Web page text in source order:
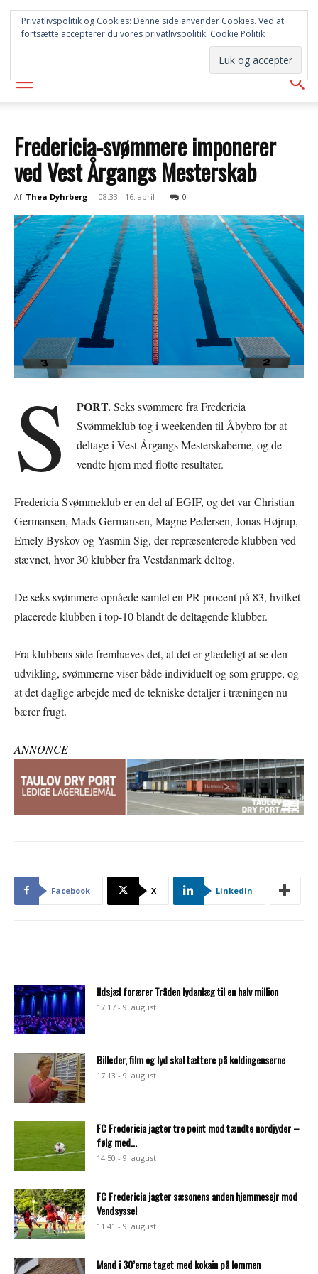
SYD
AVISEN
Fredericia-svømmere imponerer
ved Vest Årgangs Mesterskab
Af Thea Dyhrberg - 08:33 - 16. april 0
S PORT.Seks svømmere fra Fredericia
Svømmeklub tog i weekenden til Åbybro for at
deltage i Vest Årgangs Mesterskaberne, og de
vendte hjem med flotte resultater.
Fredericia Svømmeklub er en del af EGIF, og det var Christian
Germansen, Mads Germansen, Magne Pedersen, Jonas Højrup,
Emely Byskov og Yasmin Sig, der repræsenterede klubben ved
stævnet, hvor 30 klubber fra Vestdanmark deltog.
De seks svømmere opnåede samlet en PR-procent på 83, hvilket
placerede klubben i top-10 blandt de deltagende klubber.
Fra klubbens side fremhæves det, at det er glædeligt at se den
udvikling, svømmerne viser både individuelt og som gruppe, og
at det daglige arbejde med de tekniske detaljer i træningen nu
bærer frugt.
ANNONCE
Facebook X Linkedin
Ildsjæl forærer Tråden lydanlæg til en halv million
17:17 - 9. august
Billeder, film og lyd skal tættere på koldingenserne
17:13 - 9. august
FC Fredericia jagter tre point mod tændte nordjyder –
følg med...
14:50 - 9. august
FC Fredericia jagter sæsonens anden hjemmesejr mod
Vendsyssel
11:41 - 9. august
Mand i 30’erne taget med kokain på lommen
Privatlivspolitik og Cookies: Denne side anvender Cookies. Ved at
fortsætte accepterer du vores privatlivspolitik. Cookie Politik